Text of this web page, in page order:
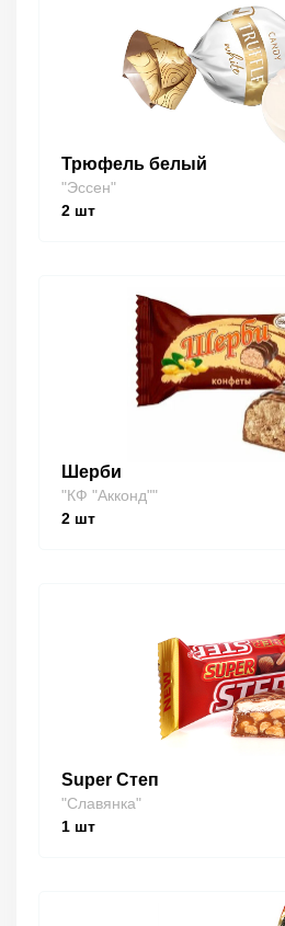
Трюфель белый
"Эссен"
2 шт
Шерби
"КФ "Акконд""
2 шт
Super Степ
"Славянка"
1 шт